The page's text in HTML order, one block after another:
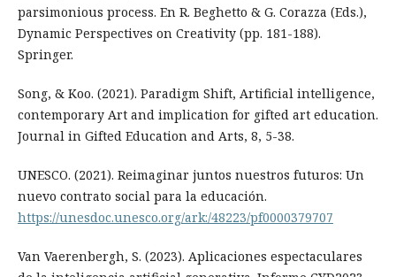
parsimonious process. En R. Beghetto & G. Corazza (Eds.),
Dynamic Perspectives on Creativity (pp. 181-188).
Springer.
Song, & Koo. (2021). Paradigm Shift, Artificial intelligence,
contemporary Art and implication for gifted art education.
Journal in Gifted Education and Arts, 8, 5-38.
UNESCO. (2021). Reimaginar juntos nuestros futuros: Un
nuevo contrato social para la educación.
https://unesdoc.unesco.org/ark:/48223/pf0000379707
Van Vaerenbergh, S. (2023). Aplicaciones espectaculares